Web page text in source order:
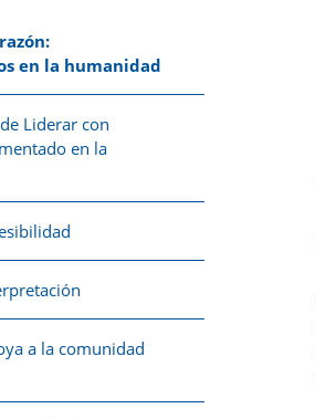
en la humanidad
Liderar con
en la
a la comunidad